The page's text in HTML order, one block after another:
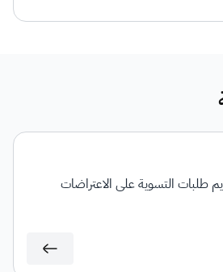
طلبات التسوية على الاعتراضات